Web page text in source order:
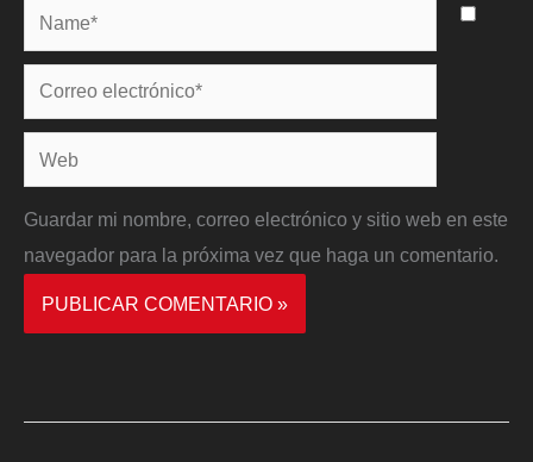
Name*
Correo
electrónico*
Web
Guardar mi nombre, correo electrónico y sitio web en este
navegador para la próxima vez que haga un comentario.